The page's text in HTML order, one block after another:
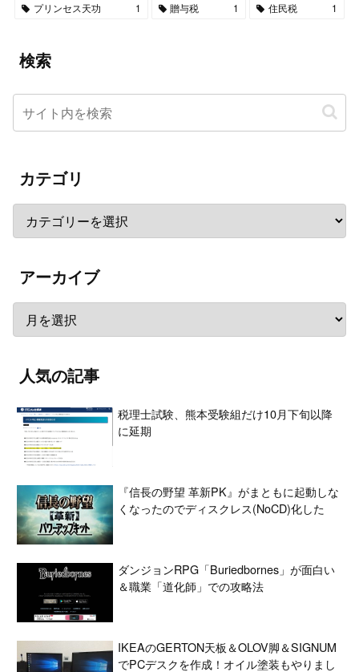
プリンセス天功
1 贈与税 1 住民税 1
検索
カテゴリ
アーカイブ
人気の記事
税理士試験、熊本受験組だけ10月下旬以降
に延期
『信長の野望 革新PK』がまともに起動しな
くなったのでディスクレス(NoCD)化した
ダンジョンRPG「Buriedbornes」が面白い
＆職業「道化師」での攻略法
IKEAのGERTON天板＆OLOV脚＆SIGNUM
でPCデスクを作成！オイル塗装もやりまし